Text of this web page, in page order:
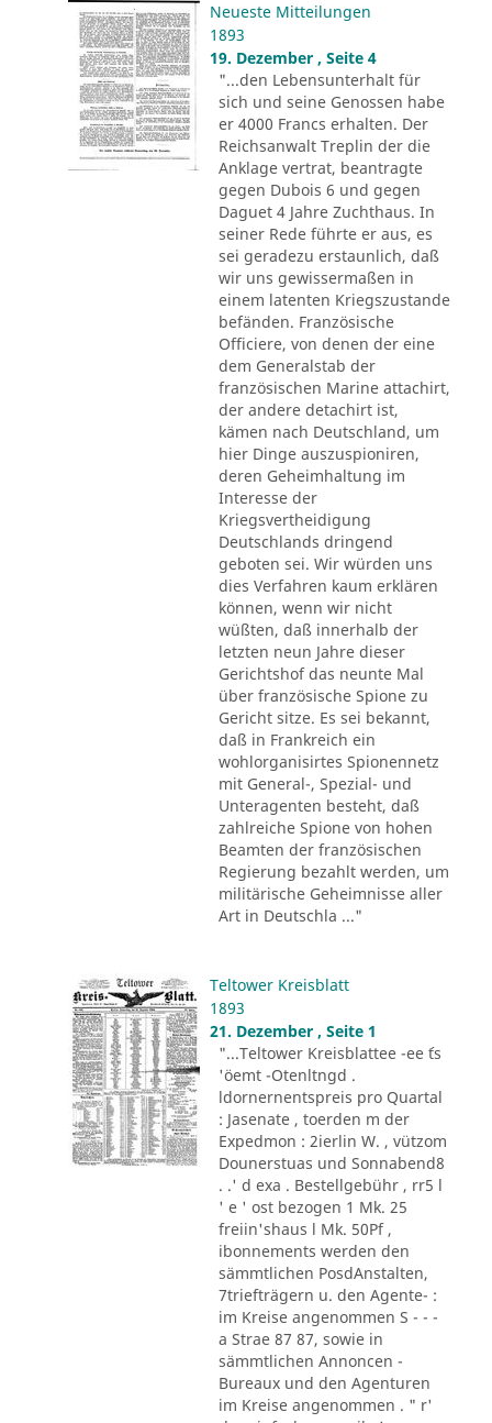
Neueste Mitteilungen
1893
19. Dezember , Seite 4
"...den Lebensunterhalt für
sich und seine Genossen habe
er 4000 Francs erhalten. Der
Reichsanwalt Treplin der die
Anklage vertrat, beantragte
gegen Dubois 6 und gegen
Daguet 4 Jahre Zuchthaus. In
seiner Rede führte er aus, es
sei geradezu erstaunlich, daß
wir uns gewissermaßen in
einem latenten Kriegszustande
befänden. Französische
Officiere, von denen der eine
dem Generalstab der
französischen Marine attachirt,
der andere detachirt ist,
kämen nach Deutschland, um
hier Dinge auszuspioniren,
deren Geheimhaltung im
Interesse der
Kriegsvertheidigung
Deutschlands dringend
geboten sei. Wir würden uns
dies Verfahren kaum erklären
können, wenn wir nicht
wüßten, daß innerhalb der
letzten neun Jahre dieser
Gerichtshof das neunte Mal
über französische Spione zu
Gericht sitze. Es sei bekannt,
daß in Frankreich ein
wohlorganisirtes Spionennetz
mit General-, Spezial- und
Unteragenten besteht, daß
zahlreiche Spione von hohen
Beamten der französischen
Regierung bezahlt werden, um
militärische Geheimnisse aller
Art in Deutschla ..."
Teltower Kreisblatt
1893
21. Dezember , Seite 1
"...Teltower Kreisblattee -ee ´ts
'öemt -Otenltngd .
ldornernentspreis pro Quartal
: Jasenate , toerden m der
Expedmon : 2ierlin W. , vützom
Dounerstuas und Sonnabend8
. .' d exa . Bestellgebühr , rr5 l
' e ' ost bezogen 1 Mk. 25
freiin'shaus l Mk. 50Pf ,
ibonnements werden den
sämmtlichen PosdAnstalten,
7triefträgern u. den Agente- :
im Kreise angenommen S - - -
a Strae 87 87, sowie in
sämmtlichen Annoncen -
Bureaux und den Agenturen
im Kreise angenommen . " r'